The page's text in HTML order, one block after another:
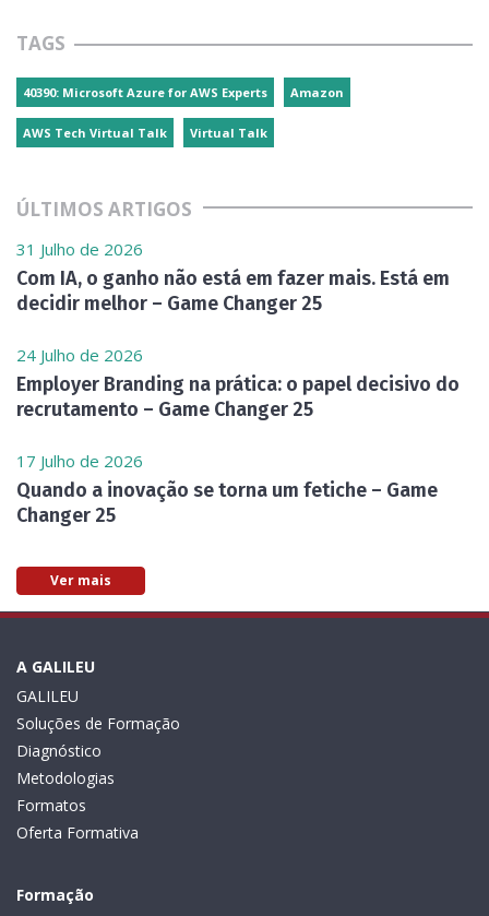
TAGS
40390: Microsoft Azure for AWS Experts Amazon
AWS Tech Virtual Talk Virtual Talk
ÚLTIMOS ARTIGOS
31 Julho de 2026
Com IA, o ganho não está em fazer mais. Está em
decidir melhor – Game Changer 25
24 Julho de 2026
Employer Branding na prática: o papel decisivo do
recrutamento – Game Changer 25
17 Julho de 2026
Quando a inovação se torna um fetiche – Game
Changer 25
Ver mais
A GALILEU
GALILEU
Soluções de Formação
Diagnóstico
Metodologias
Formatos
Oferta Formativa
Formação